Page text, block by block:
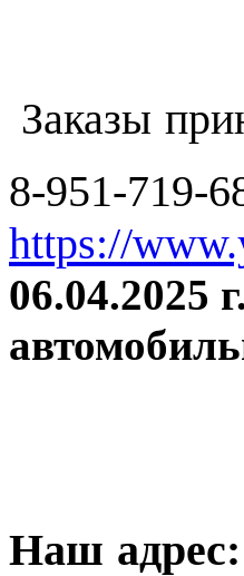
Заказы
8-951-719-
https://
06.04.2025
Наш адрес: